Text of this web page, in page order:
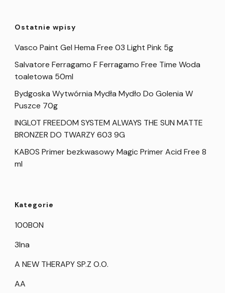
Ostatnie wpisy
Vasco Paint Gel Hema Free 03 Light Pink 5g
Salvatore Ferragamo F Ferragamo Free Time Woda
toaletowa 50ml
Bydgoska Wytwórnia Mydła Mydło Do Golenia W
Puszce 70g
INGLOT FREEDOM SYSTEM ALWAYS THE SUN MATTE
BRONZER DO TWARZY 603 9G
KABOS Primer bezkwasowy Magic Primer Acid Free 8
ml
Kategorie
100BON
3Ina
A NEW THERAPY SP.Z O.O.
AA